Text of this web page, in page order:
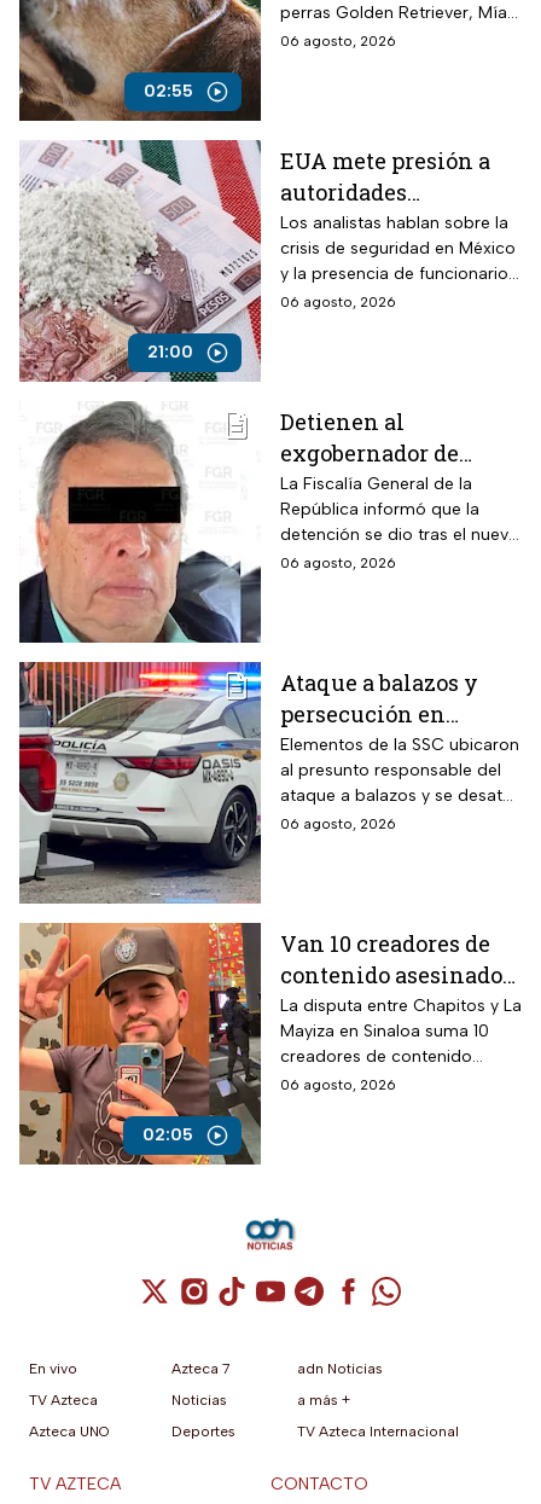
02:55
perras Golden Retriever, Mía y
Camila, de seis años, robadas
06 agosto, 2026
21:00
EUA mete presión a
autoridades
mexicanas para
combatir al
narcotráfico y detener
a funcionarios
Los analistas hablan sobre la
crisis de seguridad en México
y la presencia de funcionarios
corruptos en el narcotráfico
06 agosto, 2026
Detienen al
exgobernador de
Guerrero, Ángel
Aguirre, por el Caso
Ayotzinapa
La Fiscalía General de la
República informó que la
detención se dio tras el nuevo
modelo de investigación
06 agosto, 2026
Ataque a balazos y
persecución en
Álvaro Obregón,
CDMX, hoy 6 de agosto
Elementos de la SSC ubicaron
al presunto responsable del
ataque a balazos y se desató
una persecución
06 agosto, 2026
02:05
Van 10 creadores de
contenido asesinados
desde la guerra entre
Chapitos y La Mayiza
La disputa entre Chapitos y La
Mayiza en Sinaloa suma 10
creadores de contenido
asesinados desde septiembre
06 agosto, 2026
Cuenta de X / Twitter (se abre en una
Cuenta de Instagram (se abre en una
Cuenta de TikTok (se abre en
Cuenta de YouTube (se abre
Cuenta de Telegram (se
Cuenta de
Cuenta de
En vivo
TV Azteca
Azteca UNO
Azteca 7
Noticias
Deportes
adn Noticias
a más +
TV Azteca Internacional
TV AZTECA CONTACTO